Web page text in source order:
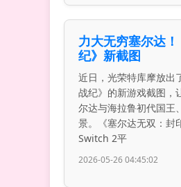
力大无穷塞尔达
纪》新截图
近日，光荣特库摩放出
战纪》的新游戏截图，
尔达与海拉鲁初代国王
景。《塞尔达无双：封
Switch 2平
2026-05-26 04:45:02